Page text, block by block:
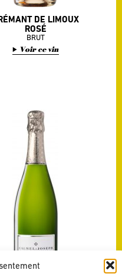
DE LIMOUX
ROSÉ
BRUT
Voir ce vin